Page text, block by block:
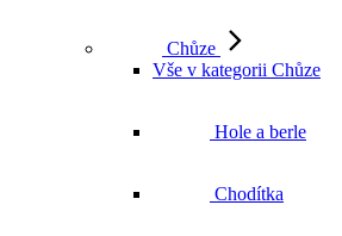
Chůze
Vše v kategorii Chůze
Hole a berle
Chodítka